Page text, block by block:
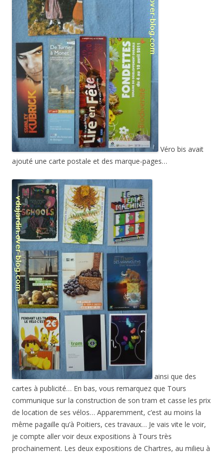
Véro bis avait
ajouté une carte postale et des marque-pages…
ainsi que des
cartes à publicité… En bas, vous remarquez que Tours
communique sur la construction de son tram et casse les prix
de location de ses vélos… Apparemment, c’est au moins la
même pagaille qu’à Poitiers, ces travaux… Je vais vite le voir,
je compte aller voir deux expositions à Tours très
prochainement. Les deux expositions de Chartres, au milieu à